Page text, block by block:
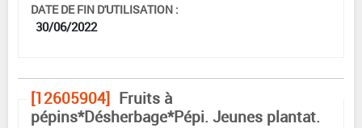
DATE DE FIN D'UTILISATION :
30/06/2022
[12605904] Fruits à
pépins*Désherbage*Pépi. Jeunes plantat.